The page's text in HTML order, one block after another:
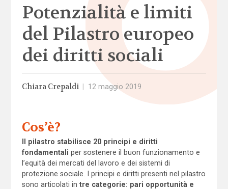
Potenzialità e limiti
del Pilastro europeo
dei diritti sociali
Chiara Crepaldi 12 maggio 2019
Cos’è?
Il pilastro stabilisce 20 principi e diritti
fondamentali per sostenere il buon funzionamento e
l’equità dei mercati del lavoro e dei sistemi di
protezione sociale. I principi e diritti presenti nel pilastro
sono articolati in tre categorie: pari opportunità e